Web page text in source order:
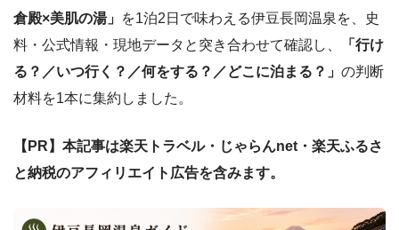
倉殿×美肌の湯」 を1泊2日で味わえる伊豆長岡温泉を、史
料・公式情報・現地データと突き合わせて確認し、
「行け
る？／いつ行く？／何をする？／どこに泊まる？」 の判断
材料を1本に集約しました。
【PR】本記事は楽天トラベル・じゃらんnet・楽天ふるさ
と納税のアフィリエイト広告を含みます。